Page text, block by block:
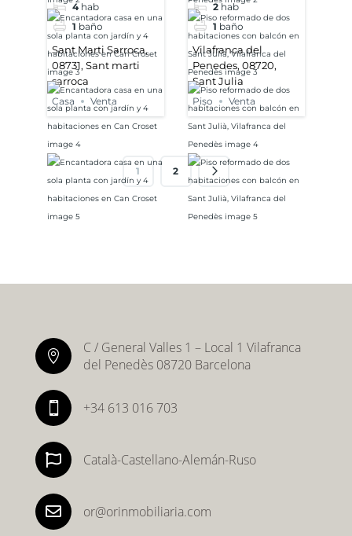
jardín y 4
habitaciones en
Can Croset
4 hab
1 baño
Sant Marti Sarroca,
08731, Sant marti
sarroca
Casa Venta
con balcón en
Sant Julià,
Vilafranca del
Penedès
2 hab
1 baño
Vilafranca del
Penedes, 08720,
Sant Julia
Piso Venta
1 2

C / General Valles 1 – Local 1 Vilafranca
del Penedès 08720 Barcelona
 +34 613 016 703
 Català-Castellano-Alemán-Ruso
 or@orinmobiliaria.com